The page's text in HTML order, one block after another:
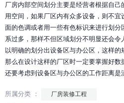
厂房内部空间划分主要是经营者根据自
用空间，如果厂区内有众多设备，则不
面的色调或者用一些有色标识来进行划
系过多，那样不但区域划分不明显还会
以明确的划分出设备区与办公区，这样的
那么在设计这样的厂区时一定要掌握好
还要考虑到设备区与办公区的工作距离是
所属分类 ： 厂房装修工程